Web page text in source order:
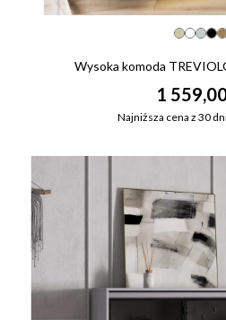
Wysoka komoda
1
Najniższa cena z 30